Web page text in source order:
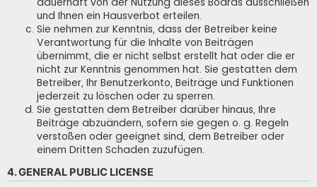
und Ihnen ein Hausverbot erteilen.
Sie nehmen zur Kenntnis, dass der Betreiber keine
Verantwortung für die Inhalte von Beiträgen
übernimmt, die er nicht selbst erstellt hat oder die er
nicht zur Kenntnis genommen hat. Sie gestatten dem
Betreiber, Ihr Benutzerkonto, Beiträge und Funktionen
jederzeit zu löschen oder zu sperren.
Sie gestatten dem Betreiber darüber hinaus, Ihre
Beiträge abzuändern, sofern sie gegen o. g. Regeln
verstoßen oder geeignet sind, dem Betreiber oder
einem Dritten Schaden zuzufügen.
4. GENERAL PUBLIC LICENSE